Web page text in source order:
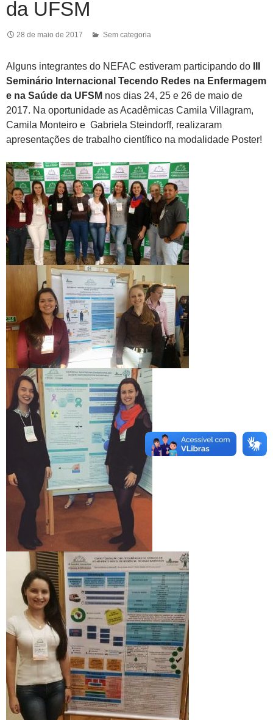
da UFSM
28 de maio de 2017 Sem categoria
Alguns integrantes do NEFAC estiveram participando do
Seminário Internacional Tecendo Redes na Enfermagem
e na Saúde da UFSM nos dias 24, 25 e 26 de maio de
2017. Na oportunidade as Acadêmicas Camila Villagram,
Camila Monteiro e Gabriela Steindorff, realizaram
apresentações de trabalho científico na modalidade Poster!